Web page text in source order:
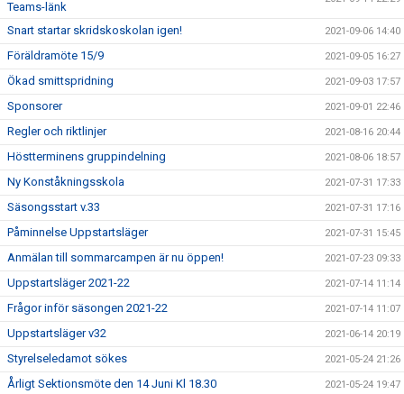
Teams-länk
Snart startar skridskoskolan igen! 2021-09-06 14:40
Föräldramöte 15/9 2021-09-05 16:27
Ökad smittspridning 2021-09-03 17:57
Sponsorer 2021-09-01 22:46
Regler och riktlinjer 2021-08-16 20:44
Höstterminens gruppindelning 2021-08-06 18:57
Ny Konståkningsskola 2021-07-31 17:33
Säsongsstart v.33 2021-07-31 17:16
Påminnelse Uppstartsläger 2021-07-31 15:45
Anmälan till sommarcampen är nu öppen! 2021-07-23 09:33
Uppstartsläger 2021-22 2021-07-14 11:14
Frågor inför säsongen 2021-22 2021-07-14 11:07
Uppstartsläger v32 2021-06-14 20:19
Styrelseledamot sökes 2021-05-24 21:26
Årligt Sektionsmöte den 14 Juni Kl 18.30 2021-05-24 19:47